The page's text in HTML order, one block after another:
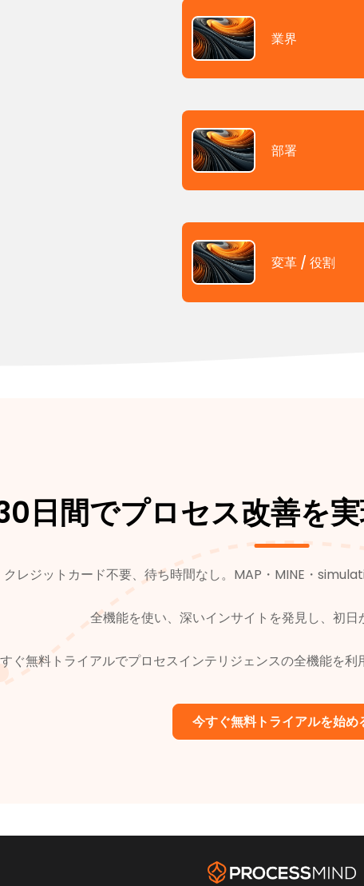
業界
部署
変革 / 役割
日間でプロセス改善を
レジットカード不要、待ち時間なし。MAP・MINE・
全機能を使い、深いインサイトを発見し、初日
ぐ無料トライアルでプロセスインテリジェンスの全機能を利
今すぐ無料トライアルを始め